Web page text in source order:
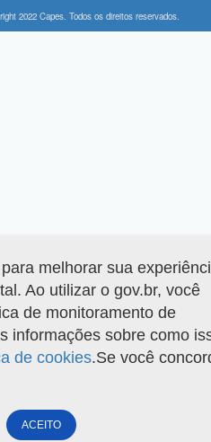
2022 Capes. Todos os direitos reservados.
melhorar sua
Ao utilizar o gov.br, você
de monitoramento de
informações sobre como
de cookies.Se você
ACEITO